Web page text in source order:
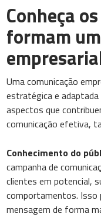
Conheça
formam
Uma comunicação
estratégica e
aspectos que
comunicação efetiva,
Conhecimento do
campanha de
clientes em potencial,
comportamentos. Isso
mensagem de forma